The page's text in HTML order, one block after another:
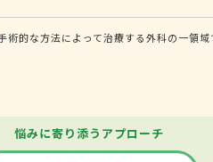
的な方法によって治療する外科の一領域
悩みに寄り添うアプローチ